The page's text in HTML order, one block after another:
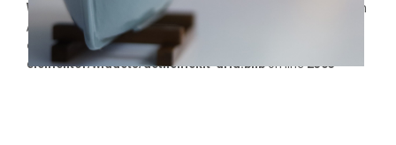
Warning
: Trying to access array offset on value of type null in
/home/rk9s5y0dt5go/public_html/wp-
content/plugins/dethemekit-for-
elementor/widgets/dethemekit-grid.phpon line2505